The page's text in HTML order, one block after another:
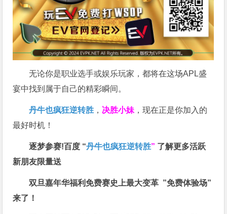
无论你是职业选手或娱乐玩家，都将在这场APL盛
宴中找到属于自己的精彩瞬间。
丹牛也疯狂逆转胜 ， 决胜小妹 ，现在正是你加入的
最好时机！
逐梦参赛!百度 “丹牛也疯狂逆转胜” 了解更多活跃
新朋友限量送
双旦嘉年华福利免费赛史上最大变革 ”免费体验场”
来了！